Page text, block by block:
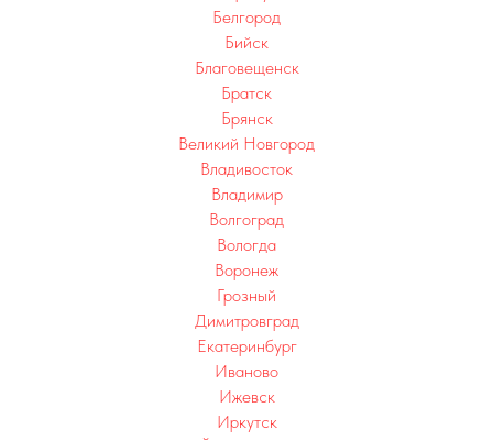
Белгород
Бийск
Благовещенск
Братск
Брянск
Великий Новгород
Владивосток
Владимир
Волгоград
Вологда
Воронеж
Грозный
Димитровград
Екатеринбург
Иваново
Ижевск
Иркутск